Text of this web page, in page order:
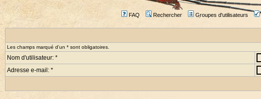
FAQ Rechercher Groupes d'utilisateurs
Les champs marqué d'un * sont obligatoires.
Nom d'utilisateur: *
Adresse e-mail: *